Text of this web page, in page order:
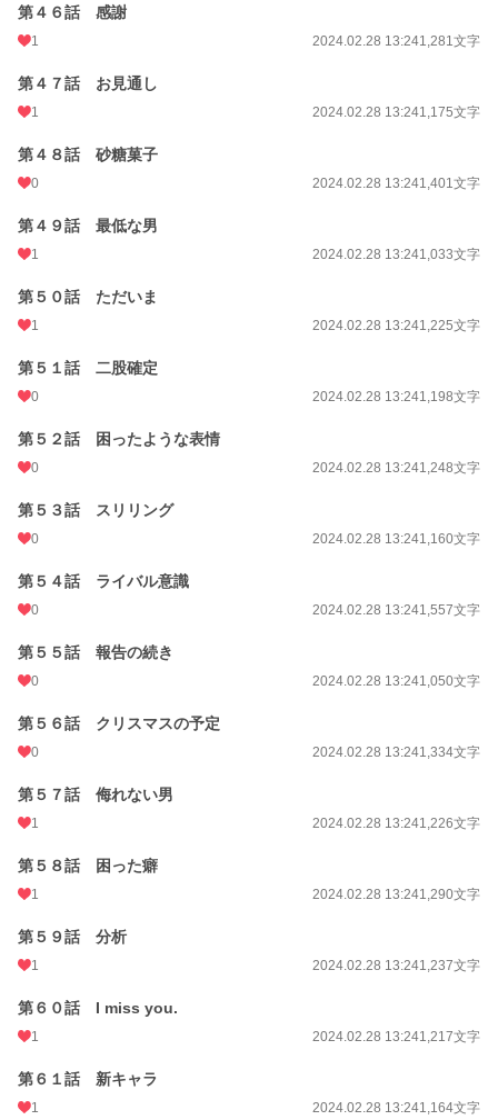
第４６話 感謝
1 2024.02.28 13:241,281文字
第４７話 お見通し
1 2024.02.28 13:241,175文字
第４８話 砂糖菓子
0 2024.02.28 13:241,401文字
第４９話 最低な男
1 2024.02.28 13:241,033文字
第５０話 ただいま
1 2024.02.28 13:241,225文字
第５１話 二股確定
0 2024.02.28 13:241,198文字
第５２話 困ったような表情
0 2024.02.28 13:241,248文字
第５３話 スリリング
0 2024.02.28 13:241,160文字
第５４話 ライバル意識
0 2024.02.28 13:241,557文字
第５５話 報告の続き
0 2024.02.28 13:241,050文字
第５６話 クリスマスの予定
0 2024.02.28 13:241,334文字
第５７話 侮れない男
1 2024.02.28 13:241,226文字
第５８話 困った癖
1 2024.02.28 13:241,290文字
第５９話 分析
1 2024.02.28 13:241,237文字
第６０話 I miss you.
1 2024.02.28 13:241,217文字
第６１話 新キャラ
1 2024.02.28 13:241,164文字